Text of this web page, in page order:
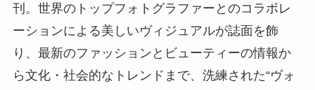
刊。世界のトップフォトグラファーとのコラボレ
ーションによる美しいヴィジュアルが誌面を飾
り、最新のファッションとビューティーの情報か
ら文化・社会的なトレンドまで、洗練された“ヴォ